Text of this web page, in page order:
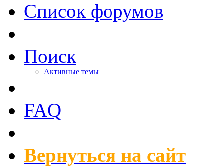
Список форумов
Поиск
Активные темы
FAQ
Вернуться на сайт